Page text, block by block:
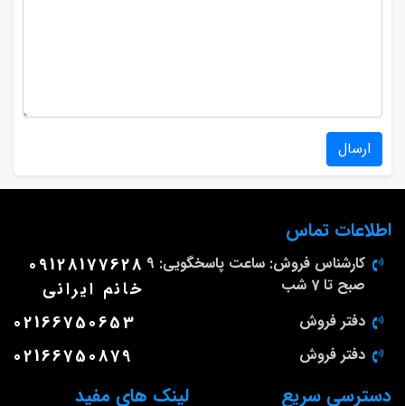
ارسال
لینک های مفید دسترسی سریع
اطلاعات تماس
کارشناس فروش: ساعت پاسخگویی: 9
صبح تا 7 شب
09128177628
خانم ایرانی
دفتر فروش 02166750653
دفتر فروش 02166750879